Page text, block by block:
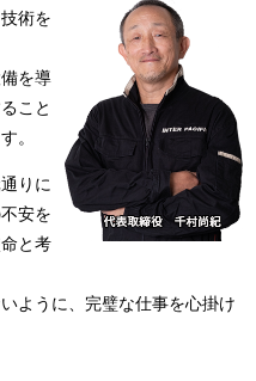
術を
を導
こと
。
りに
安を
と考
ように、完璧な仕事を心掛け